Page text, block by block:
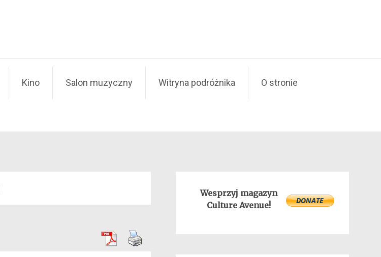
Kino Salon muzyczny Witryna podróżnika O stronie
Wesprzyj magazyn
Culture Avenue!